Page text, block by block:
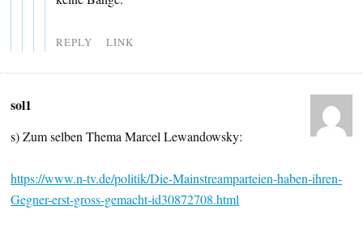
REPLY LINK
sol1
s) Zum selben Thema Marcel Lewandowsky:
https://www.n-tv.de/politik/Die-Mainstreamparteien-haben-ihren-
Gegner-erst-gross-gemacht-id30872708.html